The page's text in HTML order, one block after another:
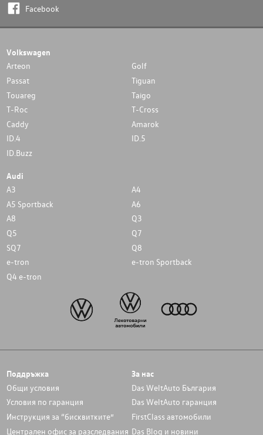
Facebook
Volkswagen
Arteon
Golf
Passat
Tiguan
Touareg
Taigo
T-Roc
T-Cross
Caddy
Amarok
ID.4
ID.5
ID.Buzz
Audi
A3
A4
A5 Sportback
A6
A8
Q3
Q5
Q7
SQ7
Q8
e-tron
e-tron Sportback
Q4 e-tron
Поддръжка
Общи условия
Условия по гаранция
Инструкция за “бисквитките”
Централен офис за разследвания
За нас
Das WeltAuto България
Das WeltAuto гаранция
FirstClass автомобили
Das Blog и новини